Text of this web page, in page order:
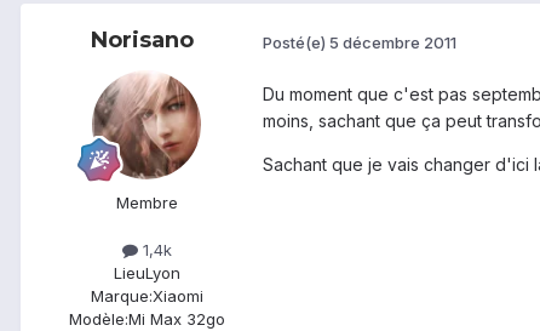
Norisano
Membre
1,4k
LieuLyon
Marque:Xiaomi
Modèle:Mi Max 32go
Posté(e) 5 décembre 2011
Du moment que c'est pas
moins, sachant que ça peut
Sachant que je vais changer d'ici